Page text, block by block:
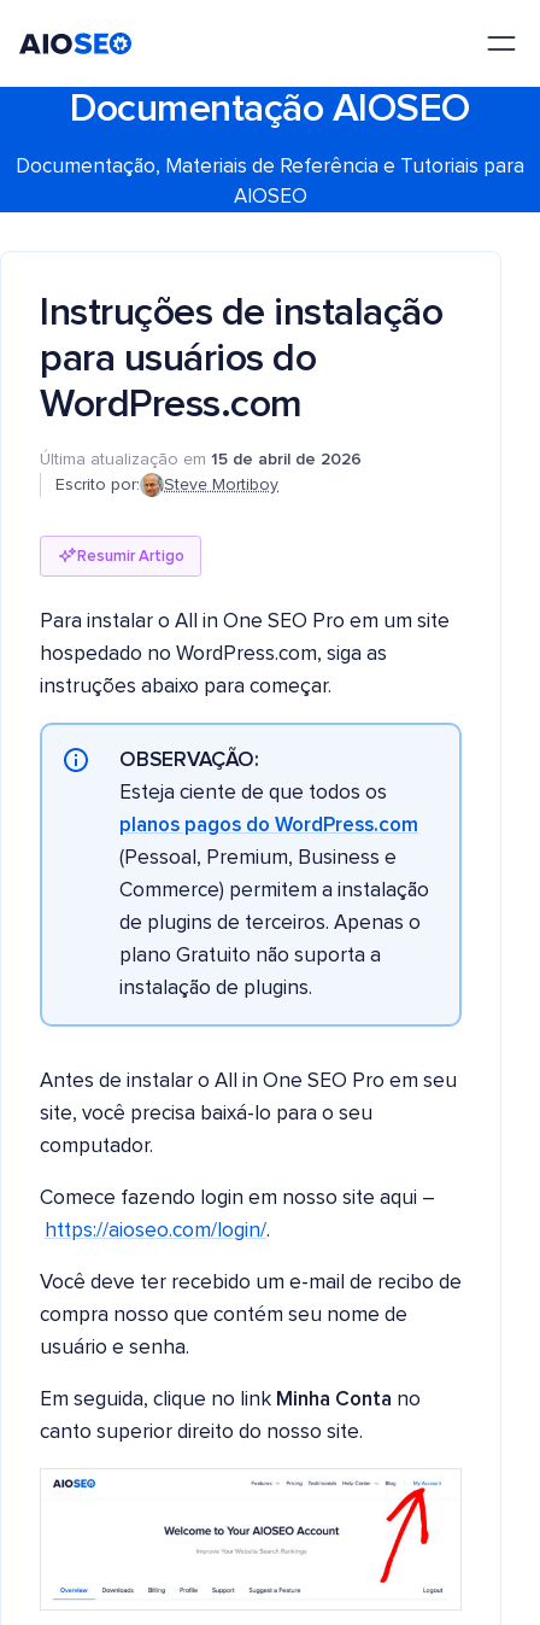
Documentação AIOSEO
Documentação, Materiais de Referência e Tutoriais para
AIOSEO
Instruções de instalação
para usuários do
WordPress.com
Última atualização em 15 de abril de 2026
Escrito por:
Steve Mortiboy
Resumir Artigo
Para instalar o All in One SEO Pro em um site
hospedado no WordPress.com, siga as
instruções abaixo para começar.
OBSERVAÇÃO:
Esteja ciente de que todos os
planos pagos do WordPress.com
(Pessoal, Premium, Business e
Commerce) permitem a instalação
de plugins de terceiros. Apenas o
plano Gratuito não suporta a
instalação de plugins.
Antes de instalar o All in One SEO Pro em seu
site, você precisa baixá-lo para o seu
computador.
Comece fazendo login em nosso site aqui –
https://aioseo.com/login/.
Você deve ter recebido um e-mail de recibo de
compra nosso que contém seu nome de
usuário e senha.
Em seguida, clique no link Minha Conta no
canto superior direito do nosso site.